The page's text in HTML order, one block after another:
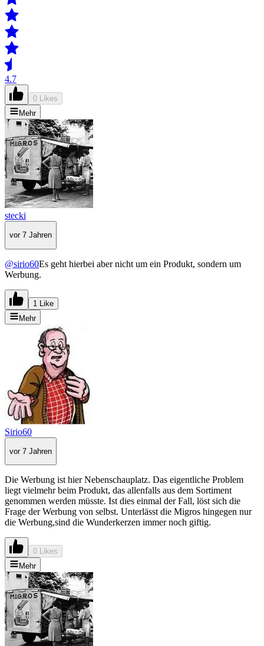
4.7
0 Likes
Mehr
stecki
vor 7 Jahren
@sirio60Es geht hierbei aber nicht um ein Produkt, sondern um
Werbung.
1 Like
Mehr
Sirio60
vor 7 Jahren
Die Werbung ist hier Nebenschauplatz. Das eigentliche Problem
liegt vielmehr beim Produkt, das allenfalls aus dem Sortiment
genommen werden müsste. Ist dies einmal der Fall, löst sich die
Frage der Werbung von selbst. Unterlässt die Migros hingegen nur
die Werbung,sind die Wunderkerzen immer noch giftig.
0 Likes
Mehr